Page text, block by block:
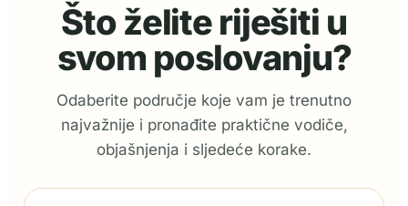
Što želite riješiti u
svom poslovanju?
Odaberite područje koje vam je trenutno
najvažnije i pronađite praktične vodiče,
objašnjenja i sljedeće korake.